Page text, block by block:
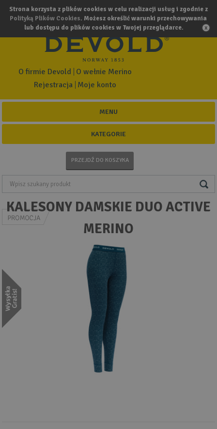
Strona korzysta z plików cookies w celu realizacji usług i zgodnie z
Polityką Plików Cookies. Możesz określić warunki przechowywania
lub dostępu do plików cookies w Twojej przeglądarce.
Rejestracja Moje konto
O firmie Devold O wełnie Merino
MENU
KATEGORIE
PRZEJDŹ DO KOSZYKA
KALESONY DAMSKIE DUO ACTIVE
MERINO